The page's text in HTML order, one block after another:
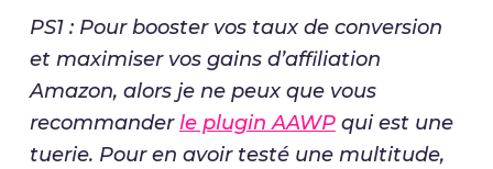
PS1 : Pour booster vos taux de conversion
et maximiser vos gains d’affiliation
Amazon, alors je ne peux que vous
recommanderle plugin AAWPqui est une
tuerie. Pour en avoir testé une multitude,